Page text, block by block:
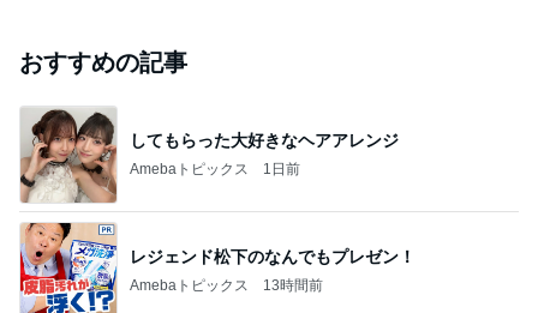
おすすめの記事
してもらった大好きなヘアアレンジ
Amebaトピックス 1日前
レジェンド松下のなんでもプレゼン！
Amebaトピックス 13時間前